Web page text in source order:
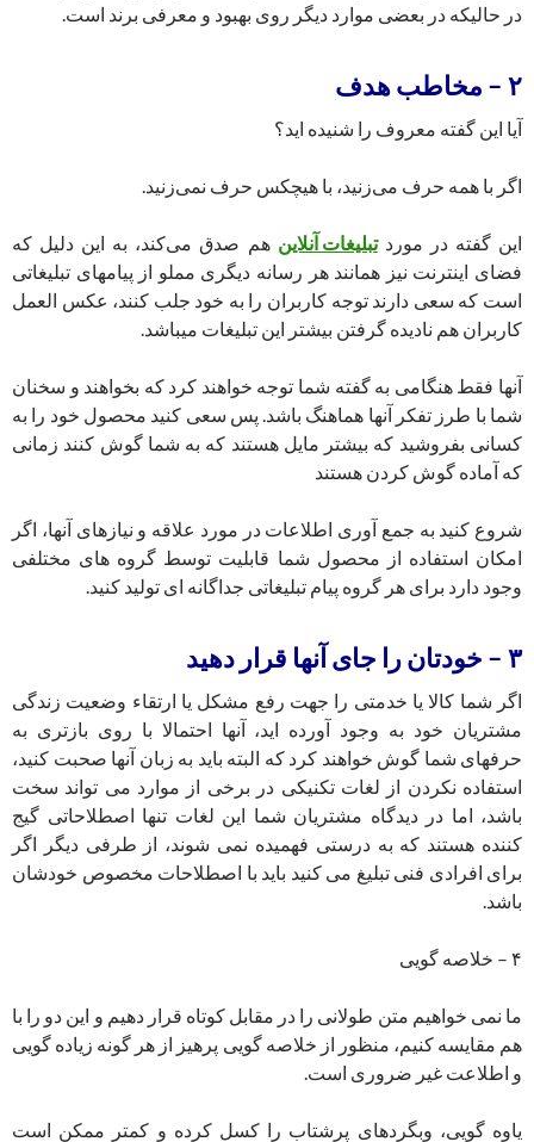
در حالیکه در بعضی موارد دیگر روی بهبود و معرفی برند است.
۲ – مخاطب هدف
آیا این گفته معروف را شنیده اید؟
اگر با همه حرف می‌زنید، با هیچکس حرف نمی‌زنید.
این گفته در موردتبلیغات آنلاین هم صدق می‌کند، به این دلیل که
فضای اینترنت نیز همانند هر رسانه دیگری مملو از پیامهای تبلیغاتی
است که سعی دارند توجه کاربران را به خود جلب کنند، عکس العمل
کاربران هم نادیده گرفتن بیشتر این تبلیغات میباشد.
آنها فقط هنگامی به گفته شما توجه خواهند کرد که بخواهند و سخنان
شما با طرز تفکر آنها هماهنگ باشد. پس سعی کنید محصول خود را به
کسانی بفروشید که بیشتر مایل هستند که به شما گوش کنند زمانی
که آماده گوش کردن هستند
شروع کنید به جمع آوری اطلاعات در مورد علاقه و نیازهای آنها، اگر
امکان استفاده از محصول شما قابلیت توسط گروه های مختلفی
وجود دارد برای هر گروه پیام تبلیغاتی جداگانه ای تولید کنید.
٣ – خودتان را جای آنها قرار دهید
اگر شما کالا یا خدمتی را جهت رفع مشکل یا ارتقاء وضعیت زندگی
مشتریان خود به وجود آورده اید، آنها احتمالا با روی بازتری به
حرفهای شما گوش خواهند کرد که البته باید به زبان آنها صحبت کنید،
استفاده نکردن از لغات تکنیکی در برخی از موارد می تواند سخت
باشد، اما در دیدگاه مشتریان شما این لغات تنها اصطلاحاتی گیج
کننده هستند که به درستی فهمیده نمی شوند، از طرفی دیگر اگر
برای افرادی فنی تبلیغ می کنید باید با اصطلاحات مخصوص خودشان
باشد.
۴ – خلاصه گویی
ما نمی خواهیم متن طولانی را در مقابل کوتاه قرار دهیم و این دو را با
هم مقایسه کنیم، منظور از خلاصه گویی پرهیز از هر گونه زیاده گویی
و اطلاعت غیر ضروری است.
یاوه گویی، وبگردهای پرشتاب را کسل کرده و کمتر ممکن است